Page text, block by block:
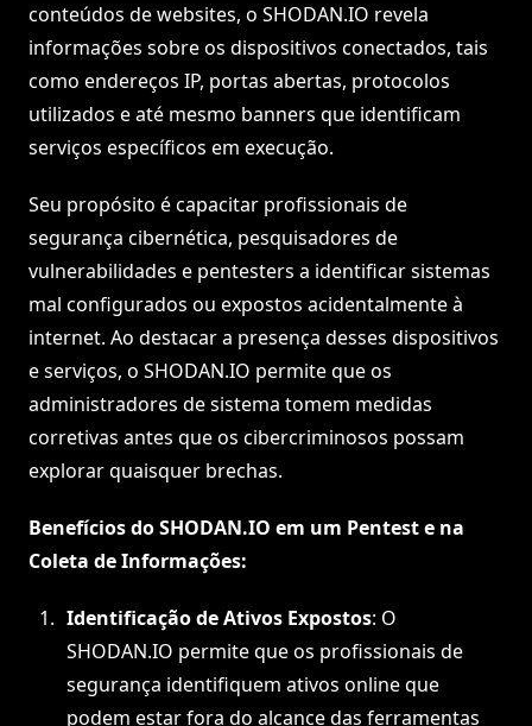
conteúdos de websites, o SHODAN.IO revela
informações sobre os dispositivos conectados, tais
como endereços IP, portas abertas, protocolos
utilizados e até mesmo banners que identificam
serviços específicos em execução.
Seu propósito é capacitar profissionais de
segurança cibernética, pesquisadores de
vulnerabilidades e pentesters a identificar sistemas
mal configurados ou expostos acidentalmente à
internet. Ao destacar a presença desses dispositivos
e serviços, o SHODAN.IO permite que os
administradores de sistema tomem medidas
corretivas antes que os cibercriminosos possam
explorar quaisquer brechas.
Benefícios do SHODAN.IO em um Pentest e na
Coleta de Informações:
Identificação de Ativos Expostos: O
SHODAN.IO permite que os profissionais de
segurança identifiquem ativos online que
podem estar fora do alcance das ferramentas